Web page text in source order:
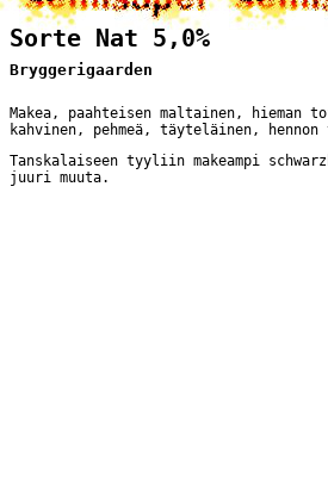
Sorte Nat 5,0%
Bryggerigaarden
Makea, paahteisen maltainen, hieman
kahvinen, pehmeä, täyteläinen,
Tanskalaiseen tyyliin makeampi
juuri muuta.